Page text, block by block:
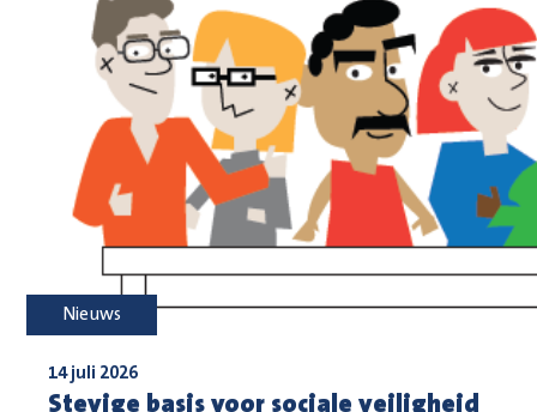
Stevige basis voor sociale veiligheid
14 juli 2026
Nieuws